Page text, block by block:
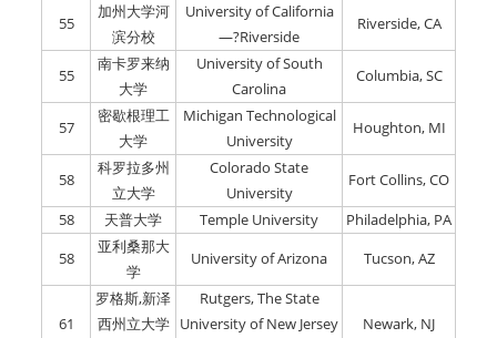
55
加州大学河
滨分校
University of California
—?Riverside
Riverside, CA
55
南卡罗来纳
大学
University of South
Carolina
Columbia, SC
57
密歇根理工
大学
Michigan Technological
University
Houghton, MI
58
科罗拉多州
立大学
Colorado State
University
Fort Collins, CO
58
天普大学 Temple University
Philadelphia, PA
58
亚利桑那大
学
University of Arizona Tucson, AZ
61
罗格斯,新泽
西州立大学
Rutgers, The State
University of New Jersey
Newark, NJ